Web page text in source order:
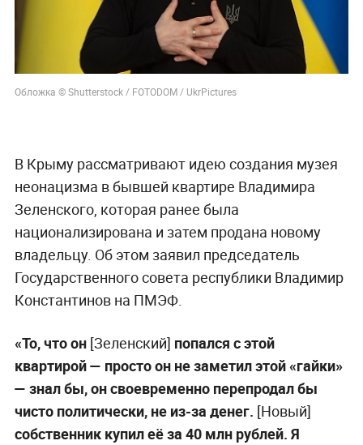
Обложка © Shutterstock / FOTODOM / UkrPictures
В Крыму рассматривают идею создания музея
неонацизма в бывшей квартире Владимира
Зеленского, которая ранее была
национализирована и затем продана новому
владельцу. Об этом заявил председатель
Государственного совета республики Владимир
Константинов на ПМЭФ.
«То, что он [Зеленский] попался с этой
квартирой — просто он не заметил этой «гайки»
— знал бы, он своевременно перепродал бы
чисто политически, не из-за денег. [Новый]
собственник купил её за 40 млн рублей. Я